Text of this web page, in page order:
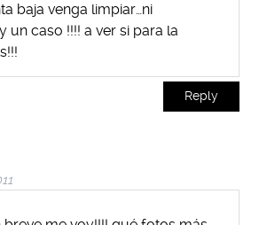
baja venga limpiar…ni
un caso !!!! a ver si para la
Reply